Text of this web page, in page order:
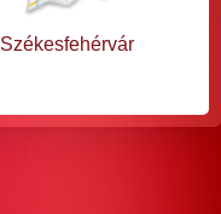
Székesfehérvár